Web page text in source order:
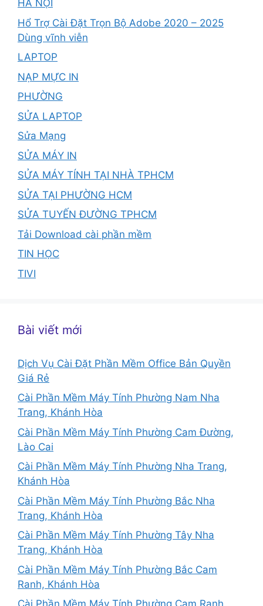
HÀ NỘI
Hổ Trợ Cài Đặt Trọn Bộ Adobe 2020 – 2025
Dùng vĩnh viễn
LAPTOP
NẠP MỰC IN
PHƯỜNG
SỬA LAPTOP
Sửa Mạng
SỬA MÁY IN
SỬA MÁY TÍNH TẠI NHÀ TPHCM
SỬA TẠI PHƯỜNG HCM
SỬA TUYẾN ĐƯỜNG TPHCM
Tải Download cài phần mềm
TIN HỌC
TIVI
Bài viết mới
Dịch Vụ Cài Đặt Phần Mềm Office Bản Quyền
Giá Rẻ
Cài Phần Mềm Máy Tính Phường Nam Nha
Trang, Khánh Hòa
Cài Phần Mềm Máy Tính Phường Cam Đường,
Lào Cai
Cài Phần Mềm Máy Tính Phường Nha Trang,
Khánh Hòa
Cài Phần Mềm Máy Tính Phường Bắc Nha
Trang, Khánh Hòa
Cài Phần Mềm Máy Tính Phường Tây Nha
Trang, Khánh Hòa
Cài Phần Mềm Máy Tính Phường Bắc Cam
Ranh, Khánh Hòa